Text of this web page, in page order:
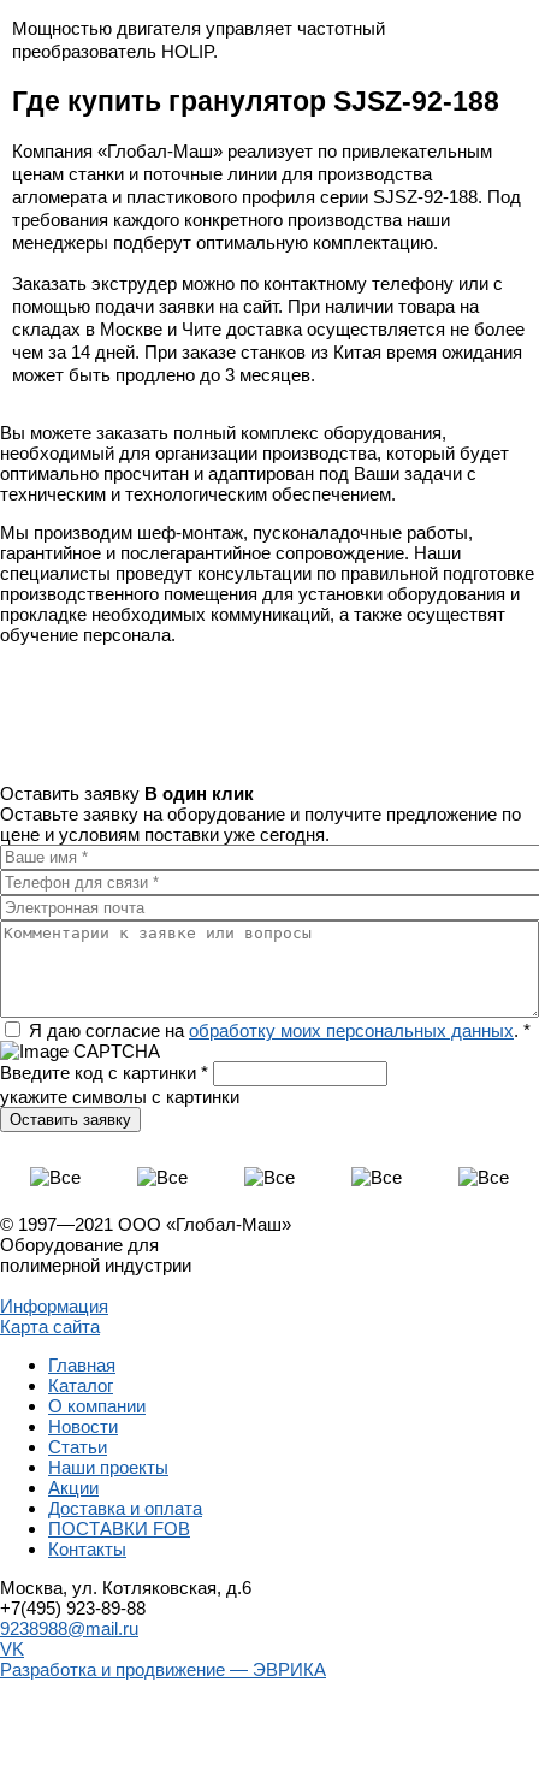
Мощностью двигателя управляет частотный
преобразователь HOLIP.
Где купить гранулятор SJSZ-92-188
Компания «Глобал-Маш» реализует по привлекательным
ценам станки и поточные линии для производства
агломерата и пластикового профиля серии SJSZ-92-188. Под
требования каждого конкретного производства наши
менеджеры подберут оптимальную комплектацию.
Заказать экструдер можно по контактному телефону или с
помощью подачи заявки на сайт. При наличии товара на
складах в Москве и Чите доставка осуществляется не более
чем за 14 дней. При заказе станков из Китая время ожидания
может быть продлено до 3 месяцев.
Вы можете заказать полный комплекс оборудования,
необходимый для организации производства, который будет
оптимально просчитан и адаптирован под Ваши задачи с
техническим и технологическим обеспечением.
Мы производим шеф-монтаж, пусконаладочные работы,
гарантийное и послегарантийное сопровождение. Наши
специалисты проведут консультации по правильной подготовке
производственного помещения для установки оборудования и
прокладке необходимых коммуникаций, а также осуществят
обучение персонала.
Оставить заявку В один клик
Оставьте заявку на оборудование и получите предложение по
цене и условиям поставки уже сегодня.
Ваше имя*
Телефон для связи
Электронная почта
Комментарии к заявке или вопросы
РегионЯ даю согласие на обработку моих персональных данных. *
Введите код с картинки *
укажите символы с картинки
© 1997—2021 ООО «Глобал-Маш»
Оборудование для
полимерной индустрии
Информация
Карта сайта
Главная
Каталог
О компании
Новости
Статьи
Наши проекты
Акции
Доставка и оплата
ПОСТАВКИ FOB
Контакты
Москва, ул. Котляковская, д.6
+7(495) 923-89-88
9238988@mail.ru
VK
Разработка и продвижение — ЭВРИКА